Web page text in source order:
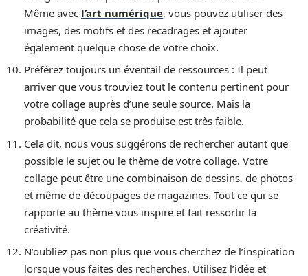
Même avec l’art numérique, vous pouvez utiliser des
images, des motifs et des recadrages et ajouter
également quelque chose de votre choix.
Préférez toujours un éventail de ressources : Il peut
arriver que vous trouviez tout le contenu pertinent pour
votre collage auprès d’une seule source. Mais la
probabilité que cela se produise est très faible.
Cela dit, nous vous suggérons de rechercher autant que
possible le sujet ou le thème de votre collage. Votre
collage peut être une combinaison de dessins, de photos
et même de découpages de magazines. Tout ce qui se
rapporte au thème vous inspire et fait ressortir la
créativité.
N’oubliez pas non plus que vous cherchez de l’inspiration
lorsque vous faites des recherches. Utilisez l’idée et